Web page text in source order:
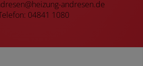
andresen.de
04841 1080